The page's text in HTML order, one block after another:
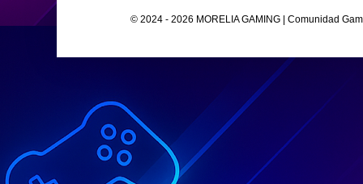
© 2024 - 2026 MORELIA GAMING | Comunidad